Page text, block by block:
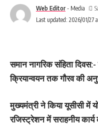
Last updated: 2026/01/27
Web Editor - Media
समान नागरिक संहिता
क्रियान्वयन तक गौरव की
मुख्यमंत्री ने किया यूसीसी में
रजिस्ट्रेशन में सराहनीय